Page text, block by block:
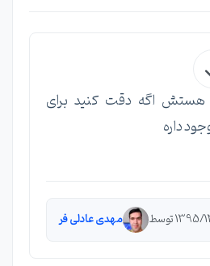
اگه دقت کنید برای
مهدی عادلی فر